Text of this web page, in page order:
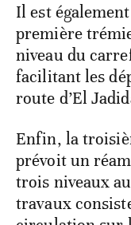
Il est
première
niveau du
facilitant les
route d’El
Enfin, la
prévoit un
trois niveaux
travaux